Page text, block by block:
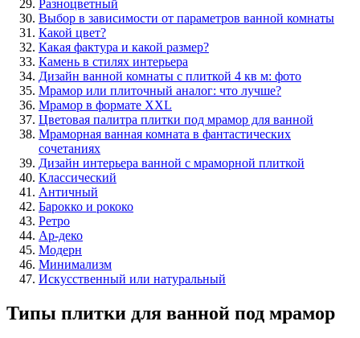
Разноцветный
Выбор в зависимости от параметров ванной комнаты
Какой цвет?
Какая фактура и какой размер?
Камень в стилях интерьера
Дизайн ванной комнаты с плиткой 4 кв м: фото
Мрамор или плиточный аналог: что лучше?
Мрамор в формате XXL
Цветовая палитра плитки под мрамор для ванной
Мраморная ванная комната в фантастических
сочетаниях
Дизайн интерьера ванной с мраморной плиткой
Классический
Античный
Барокко и рококо
Ретро
Ар-деко
Модерн
Минимализм
Искусственный или натуральный
Типы плитки для ванной под мрамор